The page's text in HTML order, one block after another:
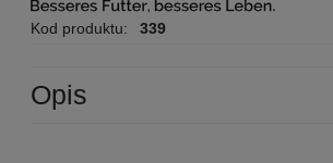
Kod produktu: 339
Opis